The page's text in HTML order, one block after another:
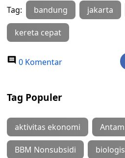
Tag: bandung jakarta
kereta cepat
0 Komentar
Tag Populer
aktivitas ekonomi Antam
BBM Nonsubsidi biologis